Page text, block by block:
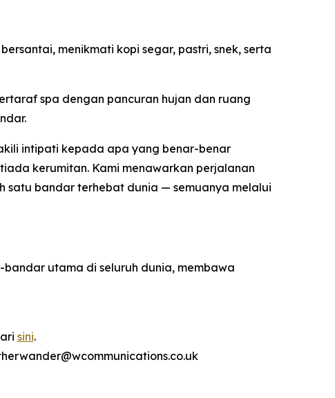
menikmati kopi segar, pastri, snek, serta
spa dengan pancuran hujan dan ruang
intipati kepada apa yang benar-benar
kerumitan. Kami menawarkan perjalanan
satu bandar terhebat dunia — semuanya melalui
utama di seluruh dunia, membawa
sini.